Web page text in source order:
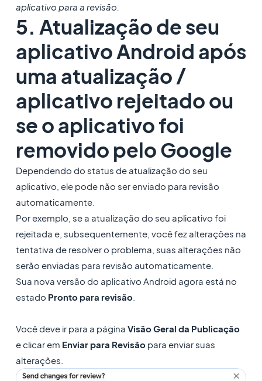
aplicativo para a revisão.
5. Atualização de seu
aplicativo Android após
uma atualização /
aplicativo rejeitado ou
se o aplicativo foi
removido pelo Google
Dependendo do status de atualização do seu
aplicativo, ele pode não ser enviado para revisão
automaticamente.
Por exemplo, se a atualização do seu aplicativo foi
rejeitada e, subsequentemente, você fez alterações na
tentativa de resolver o problema, suas alterações não
serão enviadas para revisão automaticamente.
Sua nova versão do aplicativo Android agora está no
estado Pronto para revisão.
Você deve ir para a página Visão Geral da Publicação
e clicar em Enviar para Revisãopara enviar suas
alterações.